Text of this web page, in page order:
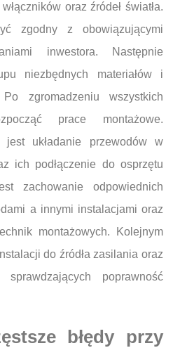
oraz źródeł światła.
zgodny z obowiązującymi
inwestora. Następnie
niezbędnych materiałów i
zgromadzeniu wszystkich
prace montażowe.
jest układanie przewodów w
ich podłączenie do osprzętu
zachowanie odpowiednich
a innymi instalacjami oraz
montażowych. Kolejnym
do źródła zasilania oraz
sprawdzających poprawność
błędy przy